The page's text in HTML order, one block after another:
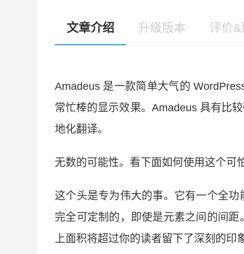
文章介绍 升级版本 评价&
Amadeus 是一款简单大气的
常忙棒的显示效果。Amadeus 具有比
地化翻译。
无数的可能性。看下面如何使用这个可
这个头是专为伟大的事。它有一个全
完全可定制的，即使是元素之间的间
上面积将超过你的读者留下了深刻的印